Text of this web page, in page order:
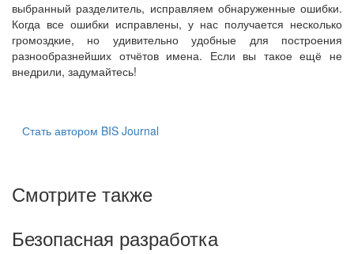
выбранный разделитель, исправляем обнаруженные ошибки.
Когда все ошибки исправлены, у нас получается несколько
громоздкие, но удивительно удобные для построения
разнообразнейших отчётов имена. Если вы такое ещё не
внедрили, задумайтесь!
Стать автором BIS Journal
Смотрите также
Безопасная разработка